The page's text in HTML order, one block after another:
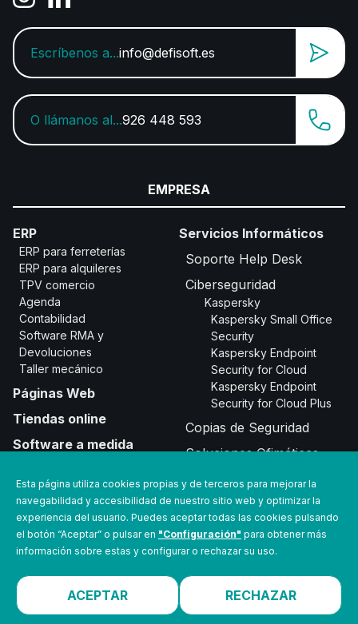
Escríbenos a...info@defisoft.es
O llámanos al...926 448 593
EMPRESA
ERP
ERP para ferreterías
ERP para alquileres
TPV comercio
Agenda
Contabilidad
Software RMA y
Devoluciones
Taller mecánico
Páginas Web
Tiendas online
Software a medida
Hermes Play
Quiero ser distribuidor
Verifactu
Kit Digital
Servicios Informáticos
Soporte Help Desk
Ciberseguridad
Kaspersky
Kaspersky Small Office
Security
Kaspersky Endpoint
Security for Cloud
Kaspersky Endpoint
Security for Cloud Plus
Copias de Seguridad
Soluciones Ofimáticas
Redes y comunicaciones
Hardware
Esta página utiliza cookies propias y de terceros para mejorar la
navegabilidad y accesibilidad de nuestro sitio web y optimizar la
experiencia del usuario. Puedes aceptar todas las cookies pulsando
el botón “Aceptar” o pulsar en "Configuración" para obtener más
información sobre estas y configurar o rechazar su uso.
ACEPTAR RECHAZAR